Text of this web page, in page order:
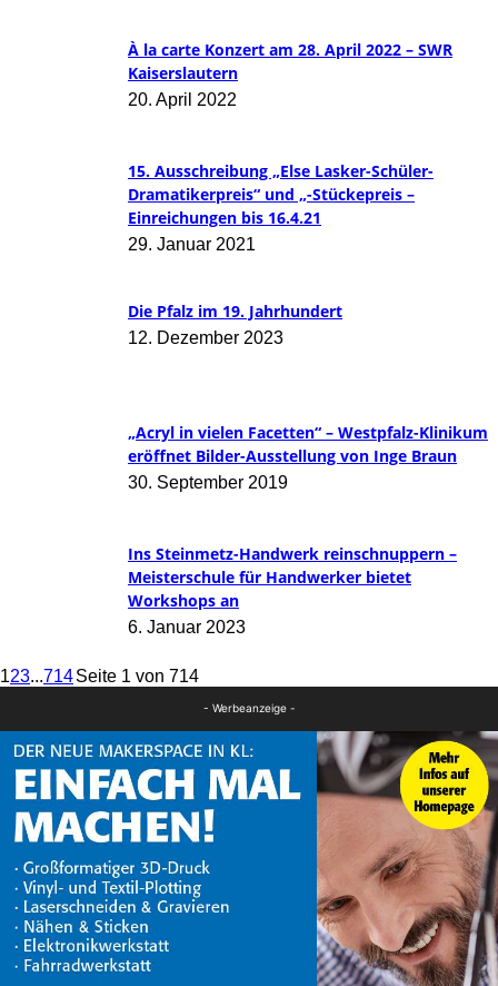
À la carte Konzert am 28. April 2022 – SWR
Kaiserslautern
20. April 2022
15. Ausschreibung „Else Lasker-Schüler-
Dramatikerpreis“ und „-Stückepreis –
Einreichungen bis 16.4.21
29. Januar 2021
Die Pfalz im 19. Jahrhundert
12. Dezember 2023
„Acryl in vielen Facetten“ – Westpfalz-Klinikum
eröffnet Bilder-Ausstellung von Inge Braun
30. September 2019
Ins Steinmetz-Handwerk reinschnuppern –
Meisterschule für Handwerker bietet
Workshops an
6. Januar 2023
123...714Seite 1 von 714
- Werbeanzeige -